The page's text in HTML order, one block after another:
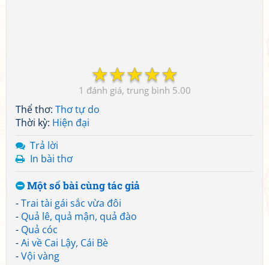
☆
☆
☆
☆
☆
1 5.00
Thể thơ: Thơ tự do
Thời kỳ: Hiện đại
Trả lời
In bài thơ
Một số bài cùng tác giả
-Trai tài gái sắc vừa đôi
- Quả lê, quả mận, quả đào
- Quả cóc
-Ai về Cai Lậy, Cái Bè
-Vội vàng